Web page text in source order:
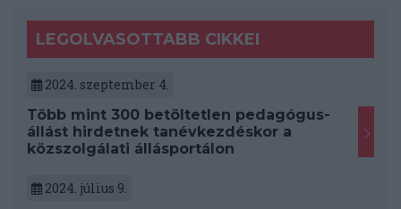
LEGOLVASOTTABB CIKKEI
2024. szeptember 4.
Több mint 300 betöltetlen pedagógus-
állást hirdetnek tanévkezdéskor a
közszolgálati állásportálon
2024. július 9.